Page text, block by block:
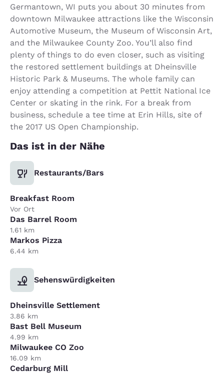
Germantown, WI puts you about 30 minutes from
downtown Milwaukee attractions like the Wisconsin
Automotive Museum, the Museum of Wisconsin Art,
and the Milwaukee County Zoo. You’ll also find
plenty of things to do even closer, such as visiting
the restored settlement buildings at Dheinsville
Historic Park & Museums. The whole family can
enjoy attending a competition at Pettit National Ice
Center or skating in the rink. For a break from
business, schedule a tee time at Erin Hills, site of
the 2017 US Open Championship.
Das ist in der Nähe
Restaurants/Bars
Breakfast Room
Vor Ort
Das Barrel Room
1.61 km
Markos Pizza
6.44 km
Sehenswürdigkeiten
Dheinsville Settlement
3.86 km
Bast Bell Museum
4.99 km
Milwaukee CO Zoo
16.09 km
Cedarburg Mill